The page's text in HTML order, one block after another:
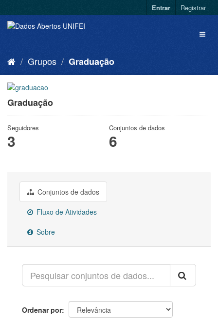
Entrar Registrar
Grupos Graduação
Graduação
Seguidores
3
Conjuntos de dados
6
Conjuntos de dados
Fluxo de Atividades
Sobre
Ordenar por